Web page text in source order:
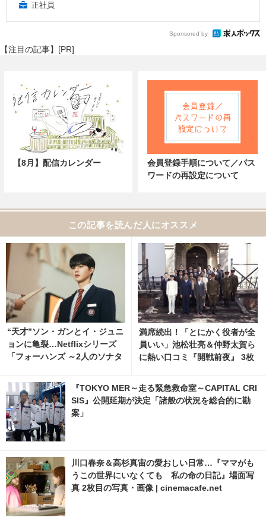
正社員
Sponsored by
【注目の記事】[PR]
【8月】配信カレンダー
会員登録手順について／パス
ワードの再設定について
この記事を読んだ人にオススメ
“天才”ソン・ガンとイ・ジュニ
ョンに亀裂…Netflixシリーズ
「フォーハンズ ～2人のソナタ
満席続出！「とにかく役者が全
員いい」池松壮亮＆仲野太賀ら
に熱い口コミ『開戦前夜』 3枚
net
『TOKYO MER～走る緊急救命室～CAPITAL CRI
SIS』公開延期が決定「諸般の状況を総合的に勘
案」
川口春奈＆高杉真宙の愛おしい日常…『ママがも
うこの世界にいなくても 私の命の日記』場面写
真 2枚目の写真・画像 | cinemacafe.net